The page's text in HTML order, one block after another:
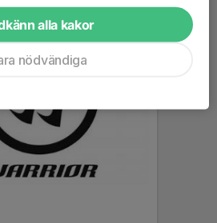
alla kakor
nödvändiga